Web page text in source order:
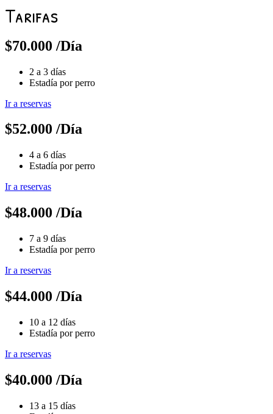
Tarifas
$70.000 /Día
2 a 3 días
Estadía por perro
Ir a reservas
$52.000 /Día
4 a 6 días
Estadía por perro
Ir a reservas
$48.000 /Día
7 a 9 días
Estadía por perro
Ir a reservas
$44.000 /Día
10 a 12 días
Estadía por perro
Ir a reservas
$40.000 /Día
13 a 15 días